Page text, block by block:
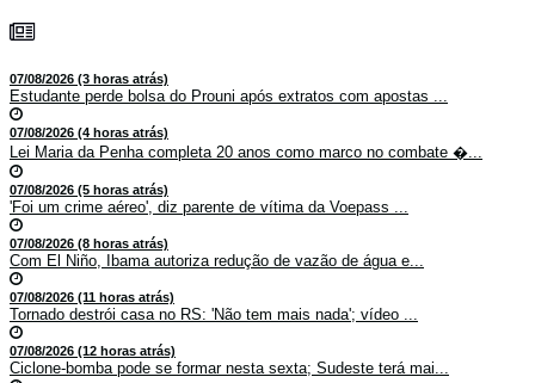
07/08/2026 (3 horas atrás)
Estudante perde bolsa do Prouni após extratos com apostas ...
07/08/2026 (4 horas atrás)
Lei Maria da Penha completa 20 anos como marco no combate �...
07/08/2026 (5 horas atrás)
'Foi um crime aéreo', diz parente de vítima da Voepass ...
07/08/2026 (8 horas atrás)
Com El Niño, Ibama autoriza redução de vazão de água e...
07/08/2026 (11 horas atrás)
Tornado destrói casa no RS: 'Não tem mais nada'; vídeo ...
07/08/2026 (12 horas atrás)
Ciclone-bomba pode se formar nesta sexta; Sudeste terá mai...